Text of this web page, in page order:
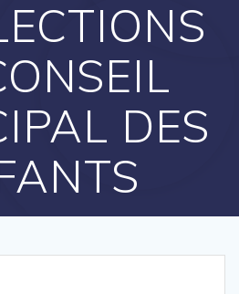
DES